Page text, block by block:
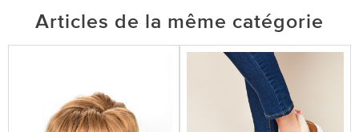
Articles de la même catégorie